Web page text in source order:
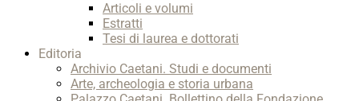
Articoli e volumi
Estratti
Tesi di laurea e dottorati
Editoria
Archivio Caetani. Studi e documenti
Arte, archeologia e storia urbana